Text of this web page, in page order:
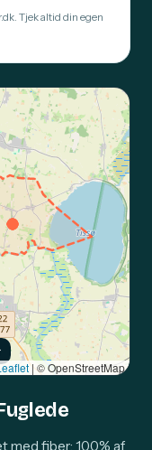
Tjek altid din egen
| © OpenStreetMap
med fiber: 100% af